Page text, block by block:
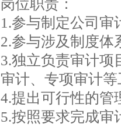
岗位职责：
1.参与制定公司审
2.参与涉及制度体
3.独立负责审计项
审计、专项审计
4.提出可行性的管
5.按照要求完成审